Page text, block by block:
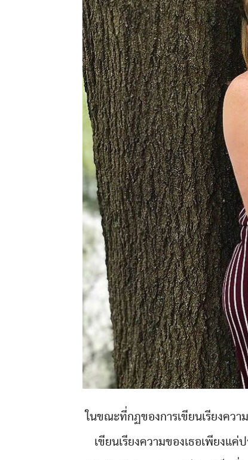
ในขณะที่กฏของการเขียนเรียงคว
เขียนเรียงความของเธอเพียงแค่